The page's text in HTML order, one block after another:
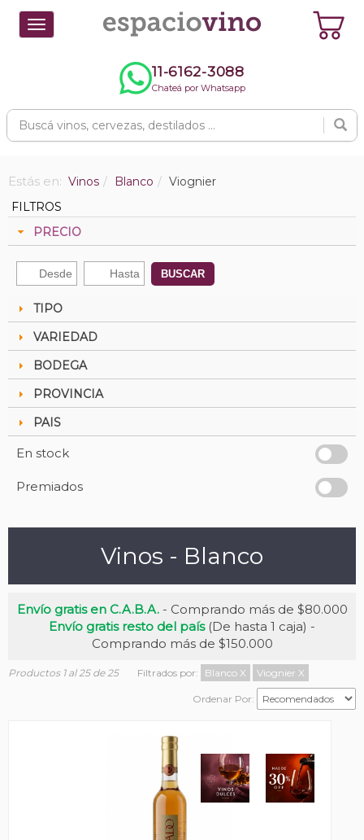
Toggle
navigation
11-6162-3088
Chateá por Whatsapp
Estás en: Vinos Blanco
Viognier
FILTROS
PRECIO
BUSCAR
TIPO
VARIEDAD
BODEGA
PROVINCIA
PAIS
En stock
Premiados
Vinos - Blanco
Envío gratis en C.A.B.A.- Comprando más de $80.000
Envío gratis resto del país(De hasta 1 caja) -
Comprando más de $150.000
Productos 1 al 25 de 25 Filtrados por: Blanco X Viognier X
Ordenar Por: